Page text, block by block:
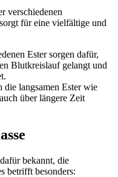
verschiedenen
für eine vielfältige und
Ester sorgen dafür,
Blutkreislauf gelangt und
die langsamen Ester wie
über längere Zeit
bekannt, die
betrifft besonders: